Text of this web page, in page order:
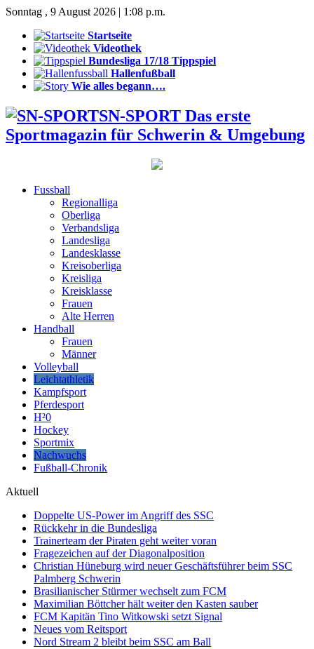
Sonntag , 9 August 2026 | 1:08 p.m.
Startseite
Videothek
Bundesliga 17/18 Tippspiel
Hallenfußball
Wie alles begann….
SN-SPORT Das erste
Sportmagazin für Schwerin & Umgebung
Fussball
Regionalliga
Oberliga
Verbandsliga
Landesliga
Landesklasse
Kreisoberliga
Kreisliga
Kreisklasse
Frauen
Alte Herren
Handball
Frauen
Männer
Volleyball
Leichtathletik
Kampfsport
Pferdesport
H²0
Hockey
Sportmix
Nachwuchs
Fußball-Chronik
Aktuell
Doppelte US-Power im Angriff des SSC
Rückkehr in die Bundesliga
Trainerteam der Piraten geht weiter voran
Fragezeichen auf der Diagonalposition
Christian Hüneburg wird neuer Geschäftsführer beim SSC
Palmberg Schwerin
Brasilianischer Stürmer wechselt zum FCM
Maximilian Böttcher hält weiter den Kasten sauber
FCM Kapitän Tino Witkowski setzt Signal
Neues vom Reitsport
Nord Stream 2 bleibt beim SSC am Ball